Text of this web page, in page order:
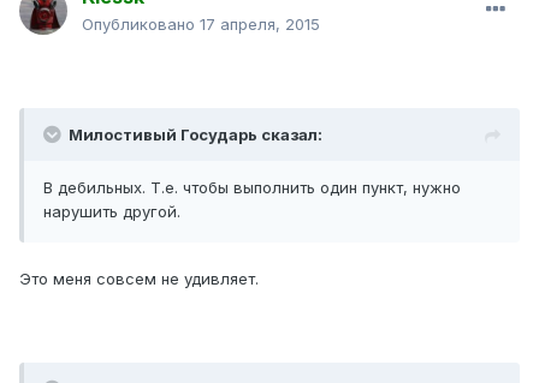
Опубликовано 17 апреля, 2015
Милостивый Государь сказал:
В дебильных. Т.е. чтобы выполнить один пункт, нужно
нарушить другой.
Это меня совсем не удивляет.